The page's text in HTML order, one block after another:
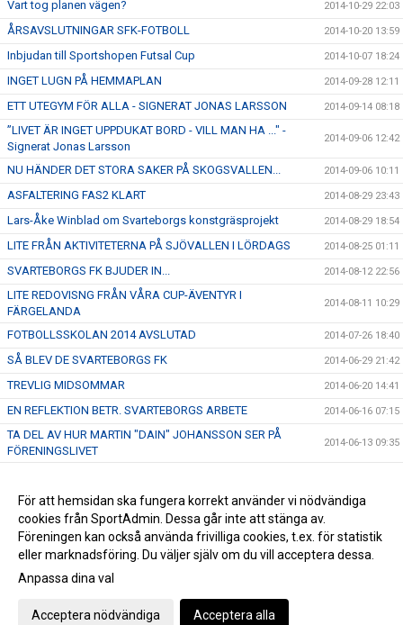
Vart tog planen vägen? 2014-10-29 22:03
ÅRSAVSLUTNINGAR SFK-FOTBOLL 2014-10-20 13:59
Inbjudan till Sportshopen Futsal Cup 2014-10-07 18:24
INGET LUGN PÅ HEMMAPLAN 2014-09-28 12:11
ETT UTEGYM FÖR ALLA - SIGNERAT JONAS LARSSON 2014-09-14 08:18
”LIVET ÄR INGET UPPDUKAT BORD - VILL MAN HA ..." -
Signerat Jonas Larsson
2014-09-06 12:42
NU HÄNDER DET STORA SAKER PÅ SKOGSVALLEN... 2014-09-06 10:11
ASFALTERING FAS2 KLART 2014-08-29 23:43
Lars-Åke Winblad om Svarteborgs konstgräsprojekt 2014-08-29 18:54
LITE FRÅN AKTIVITETERNA PÅ SJÖVALLEN I LÖRDAGS 2014-08-25 01:11
SVARTEBORGS FK BJUDER IN... 2014-08-12 22:56
LITE REDOVISNG FRÅN VÅRA CUP-ÄVENTYR I
FÄRGELANDA
2014-08-11 10:29
FOTBOLLSSKOLAN 2014 AVSLUTAD 2014-07-26 18:40
SÅ BLEV DE SVARTEBORGS FK 2014-06-29 21:42
TREVLIG MIDSOMMAR 2014-06-20 14:41
EN REFLEKTION BETR. SVARTEBORGS ARBETE 2014-06-16 07:15
TA DEL AV HUR MARTIN "DAIN" JOHANSSON SER PÅ
FÖRENINGSLIVET
2014-06-13 09:35
HÅLL UTKIK! 2014-06-06 21:40
LYCKAD INVIGNING AV SPARPLAN 2014-04-30 11:34
Gå till Webbversion
För att hemsidan ska fungera korrekt använder vi nödvändiga
cookies från SportAdmin. Dessa går inte att stänga av.
Föreningen kan också använda frivilliga cookies, t.ex. för statistik
eller marknadsföring. Du väljer själv om du vill acceptera dessa.
Anpassa dina val
Acceptera nödvändiga Acceptera alla